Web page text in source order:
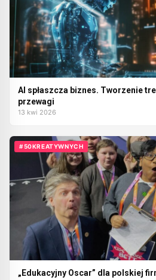
AI spłaszcza biznes. Tworzenie
przewagi
13 kwi 2026
#50KREATYWNYCH
„Edukacyjny Oscar” dla polskiej